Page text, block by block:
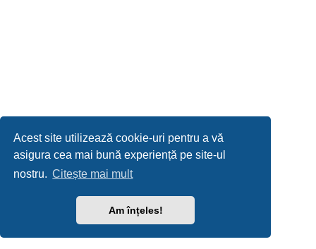
Acest site utilizează cookie-uri pentru a vă
asigura cea mai bună experiență pe site-ul
nostru. Citește mai mult
Am înțeles!